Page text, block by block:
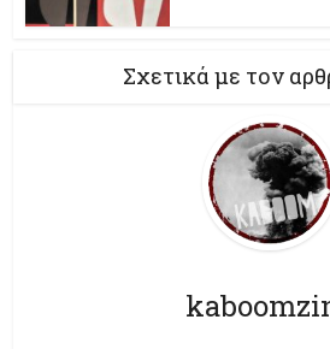
Σχετικά με τον